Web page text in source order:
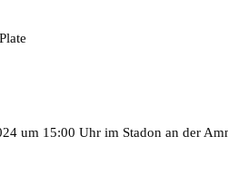
um 15:00 Uhr im Stadon an der